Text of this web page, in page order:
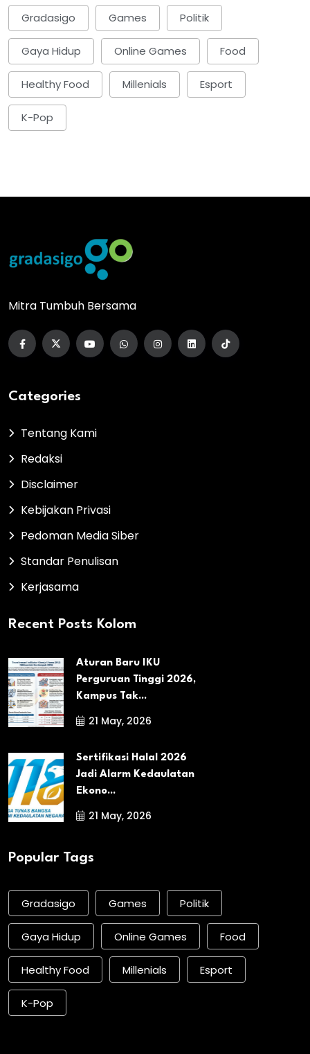
Gradasigo Games Politik
Gaya Hidup Online Games Food
Healthy Food Millenials Esport
K-Pop
Mitra Tumbuh Bersama
Categories
Tentang Kami
Redaksi
Disclaimer
Kebijakan Privasi
Pedoman Media Siber
Standar Penulisan
Kerjasama
Recent Posts Kolom
Aturan Baru IKU
Perguruan Tinggi 2026,
Kampus Tak...
21 May, 2026
Sertifikasi Halal 2026
Jadi Alarm Kedaulatan
Ekono...
21 May, 2026
Popular Tags
Gradasigo Games Politik
Gaya Hidup Online Games Food
Healthy Food Millenials Esport
K-Pop